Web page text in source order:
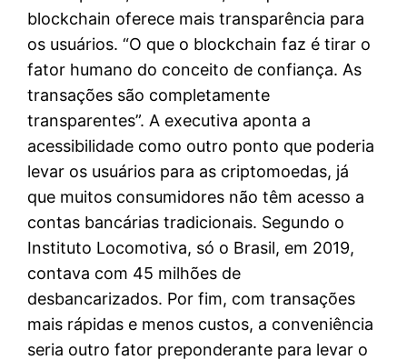
blockchain oferece mais transparência para
os usuários. “O que o blockchain faz é tirar o
fator humano do conceito de confiança. As
transações são completamente
transparentes”. A executiva aponta a
acessibilidade como outro ponto que poderia
levar os usuários para as criptomoedas, já
que muitos consumidores não têm acesso a
contas bancárias tradicionais. Segundo o
Instituto Locomotiva, só o Brasil, em 2019,
contava com 45 milhões de
desbancarizados. Por fim, com transações
mais rápidas e menos custos, a conveniência
seria outro fator preponderante para levar o